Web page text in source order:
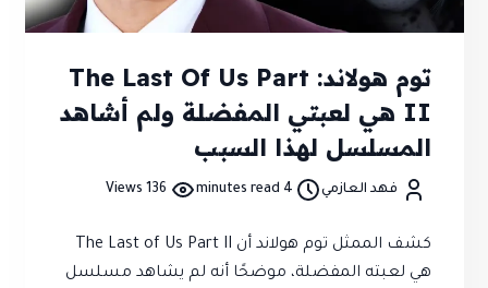
توم هولاند: The Last Of Us Part
II هي لعبتي المفضلة ولم أشاهد
المسلسل لهذا السبب
فهد العازمي 4 minutes read
136 Views
كشف الممثل توم هولاند أن The Last of Us Part II
هي لعبته المفضلة، موضحًا أنه لم يشاهد مسلسل